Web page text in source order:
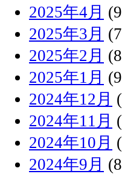
2025年4月
2025年3月
2025年2月
2025年1月
2024年12月
2024年11月
2024年10月
2024年9月